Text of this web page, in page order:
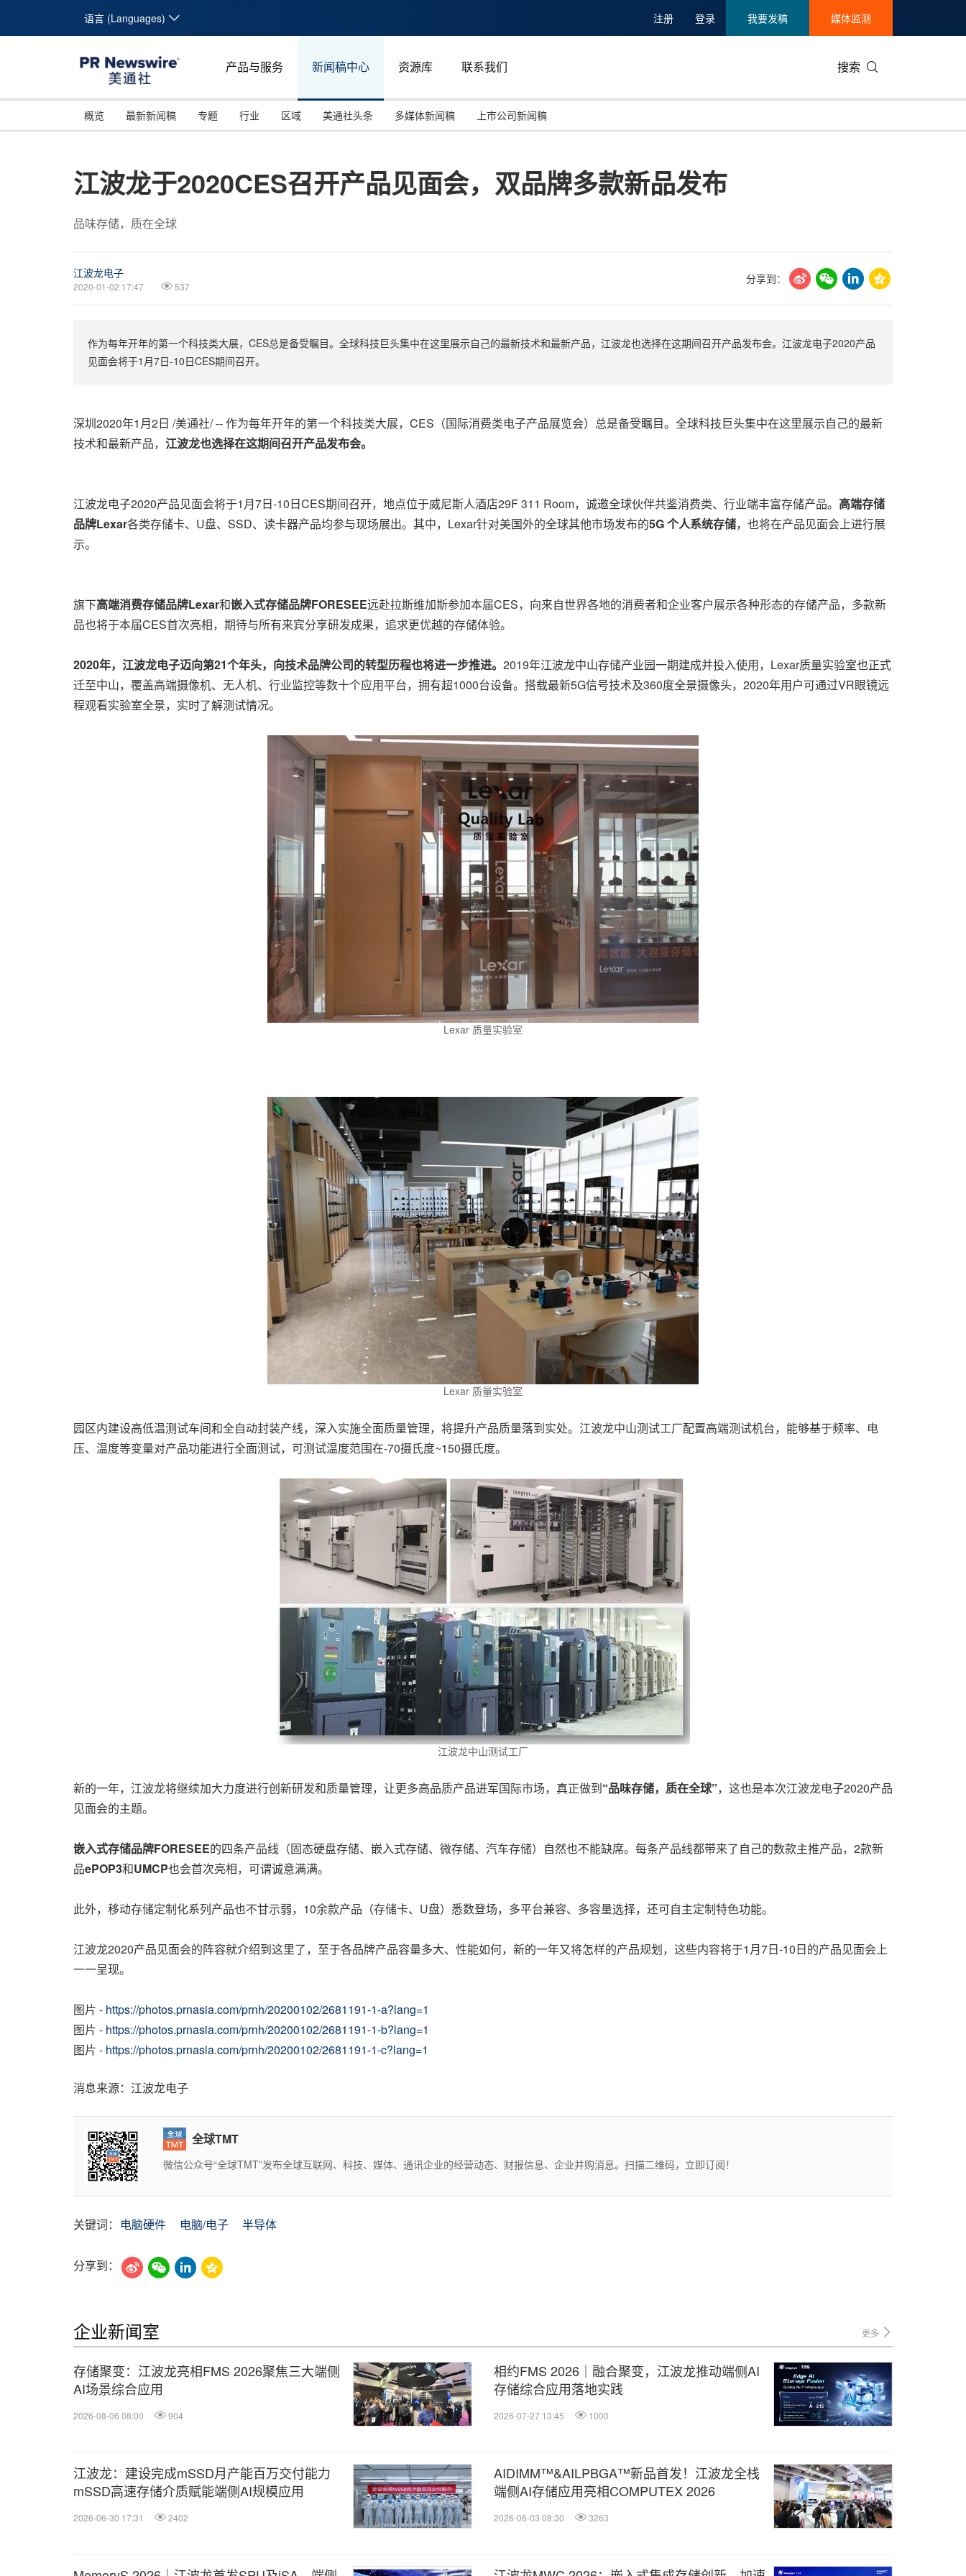
语言 (Languages) 注册 登录 我要发稿 媒体监测
产品与服务 新闻稿中心 资源库 联系我们 搜索
概览 最新新闻稿 专题
投资并购
碳中和
汉诺威工业博览会
世界杯
行业
能源化工与环保
娱乐时尚与艺术
广告营销传媒
会展
区域
马来西亚
新加坡
美通社头条 多媒体新闻稿 上市公司新闻稿
江波龙于2020CES召开产品见面会，双品牌多款新品发布
品味存储，质在全球
江波龙电子
2020-01-02 17:47 537
分享到：
作为每年开年的第一个科技类大展，CES总是备受瞩目。全球科技巨头集中在这里展示自己的最新技术和最新产品，江波龙也选择在这期间召开产品发布会。江波龙电子2020产品
见面会将于1月7日-10日CES期间召开。
深圳2020年1月2日 /美通社/ -- 作为每年开年的第一个科技类大展，CES（国际消费类电子产品展览会）总是备受瞩目。全球科技巨头集中在这里展示自己的最新
技术和最新产品， 江波龙也选择在这期间召开产品发布会。
江波龙电子2020产品见面会将于1月7日-10日CES期间召开，地点位于威尼斯人酒店29F 311 Room，诚邀全球伙伴共鉴消费类、行业端丰富存储产品。 高端存储
品牌Lexar各类存储卡、U盘、SSD、读卡器产品均参与现场展出。其中，Lexar针对美国外的全球其他市场发布的5G 个人系统存储，也将在产品见面会上进行展
示。
旗下高端消费存储品牌Lexar和嵌入式存储品牌FORESEE远赴拉斯维加斯参加本届CES，向来自世界各地的消费者和企业客户展示各种形态的存储产品，多款新
品也将于本届CES首次亮相，期待与所有来宾分享研发成果，追求更优越的存储体验。
2020年，江波龙电子迈向第21个年头，向技术品牌公司的转型历程也将进一步推进。 2019年江波龙中山存储产业园一期建成并投入使用，Lexar质量实验室也正式
迁至中山，覆盖高端摄像机、无人机、行业监控等数十个应用平台，拥有超1000台设备。搭载最新5G信号技术及360度全景摄像头，2020年用户可通过VR眼镜远
程观看实验室全景，实时了解测试情况。
Lexar 质量实验室
Lexar 质量实验室
园区内建设高低温测试车间和全自动封装产线，深入实施全面质量管理，将提升产品质量落到实处。江波龙中山测试工厂配置高端测试机台，能够基于频率、电
压、温度等变量对产品功能进行全面测试，可测试温度范围在-70摄氏度~150摄氏度。
江波龙中山测试工厂
新的一年，江波龙将继续加大力度进行创新研发和质量管理，让更多高品质产品进军国际市场，真正做到“品味存储，质在全球”，这也是本次江波龙电子2020产品
见面会的主题。
嵌入式存储品牌FORESEE的四条产品线（固态硬盘存储、嵌入式存储、微存储、汽车存储）自然也不能缺席。每条产品线都带来了自己的数款主推产品，2款新
品ePOP3和UMCP也会首次亮相，可谓诚意满满。
此外，移动存储定制化系列产品也不甘示弱，10余款产品（存储卡、U盘）悉数登场，多平台兼容、多容量选择，还可自主定制特色功能。
江波龙2020产品见面会的阵容就介绍到这里了，至于各品牌产品容量多大、性能如何，新的一年又将怎样的产品规划， 这些内容将于1月7日-10日的产品见面会上
一一呈现。
图片 - https://photos.prnasia.com/prnh/20200102/2681191-1-a?lang=1
图片 - https://photos.prnasia.com/prnh/20200102/2681191-1-b?lang=1
图片 - https://photos.prnasia.com/prnh/20200102/2681191-1-c?lang=1
消息来源：江波龙电子
全球TMT
微信公众号“全球TMT”发布全球互联网、科技、媒体、通讯企业的经营动态、财报信息、企业并购消息。扫描二维码，立即订阅！
关键词： 电脑硬件 电脑/电子 半导体
分享到：
企业新闻室 更多
存储聚变：江波龙亮相FMS 2026聚焦三大端侧
AI场景综合应用
2026-08-06 08:00 904
相约FMS 2026｜融合聚变，江波龙推动端侧AI
存储综合应用落地实践
2026-07-27 13:45 1000
江波龙：建设完成mSSD月产能百万交付能力
mSSD高速存储介质赋能端侧AI规模应用
2026-06-30 17:31 2402
AIDIMM™&AILPBGA™新品首发！江波龙全栈
端侧AI存储应用亮相COMPUTEX 2026
2026-06-03 08:30 3263